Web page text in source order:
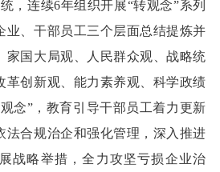
，连续6年组织开展“转观念”系列
业、干部员工三个层面总结提炼并
家国大局观、人民群众观、战略统
革创新观、能力素养观、科学政绩
念”，教育引导干部员工着力更新
法合规治企和强化管理，深入推进
战略举措，全力攻坚亏损企业治